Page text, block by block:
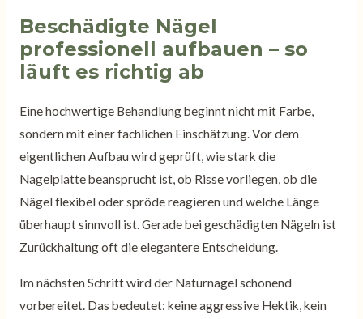
Beschädigte Nägel
professionell aufbauen – so
läuft es richtig ab
Eine hochwertige Behandlung beginnt nicht mit Farbe,
sondern mit einer fachlichen Einschätzung. Vor dem
eigentlichen Aufbau wird geprüft, wie stark die
Nagelplatte beansprucht ist, ob Risse vorliegen, ob die
Nägel flexibel oder spröde reagieren und welche Länge
überhaupt sinnvoll ist. Gerade bei geschädigten Nägeln ist
Zurückhaltung oft die elegantere Entscheidung.
Im nächsten Schritt wird der Naturnagel schonend
vorbereitet. Das bedeutet: keine aggressive Hektik, kein